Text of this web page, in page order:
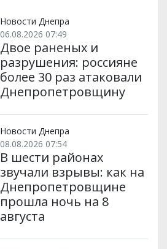
Новости Днепра
06.08.2026 07:49
Двое раненых и
разрушения: россияне
более 30 раз атаковали
Днепропетровщину
Новости Днепра
08.08.2026 07:54
В шести районах
звучали взрывы: как на
Днепропетровщине
прошла ночь на 8
августа